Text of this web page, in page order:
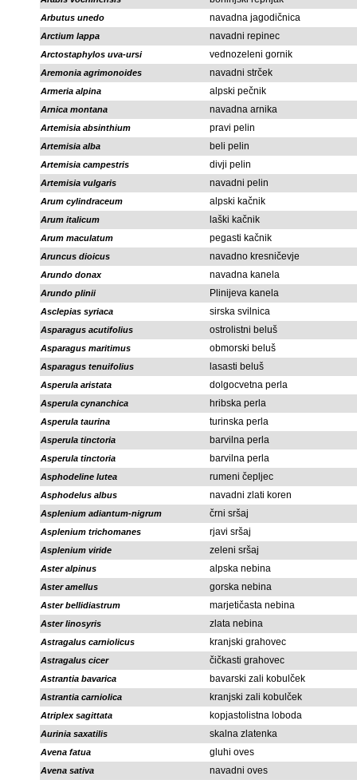
Arbutus unedo navadna jagodičnica
Arctium lappa navadni repinec
Arctostaphylos uva-ursi vednozeleni gornik
Aremonia agrimonoides navadni strček
Armeria alpina alpski pečnik
Arnica montana navadna arnika
Artemisia absinthium pravi pelin
Artemisia alba beli pelin
Artemisia campestris divji pelin
Artemisia vulgaris navadni pelin
Arum cylindraceum alpski kačnik
Arum italicum laški kačnik
Arum maculatum pegasti kačnik
Aruncus dioicus navadno kresničevje
Arundo donax navadna kanela
Arundo plinii Plinijeva kanela
Asclepias syriaca sirska svilnica
Asparagus acutifolius ostrolistni beluš
Asparagus maritimus obmorski beluš
Asparagus tenuifolius lasasti beluš
Asperula aristata dolgocvetna perla
Asperula cynanchica hribska perla
Asperula taurina turinska perla
Asperula tinctoria barvilna perla
Asperula tinctoria barvilna perla
Asphodeline lutea rumeni čepljec
Asphodelus albus navadni zlati koren
Asplenium adiantum-nigrum črni sršaj
Asplenium trichomanes rjavi sršaj
Asplenium viride zeleni sršaj
Aster alpinus alpska nebina
Aster amellus gorska nebina
Aster bellidiastrum marjetičasta nebina
Aster linosyris zlata nebina
Astragalus carniolicus kranjski grahovec
Astragalus cicer čičkasti grahovec
Astrantia bavarica bavarski zali kobulček
Astrantia carniolica kranjski zali kobulček
Atriplex sagittata kopjastolistna loboda
Aurinia saxatilis skalna zlatenka
Avena fatua gluhi oves
Avena sativa navadni oves